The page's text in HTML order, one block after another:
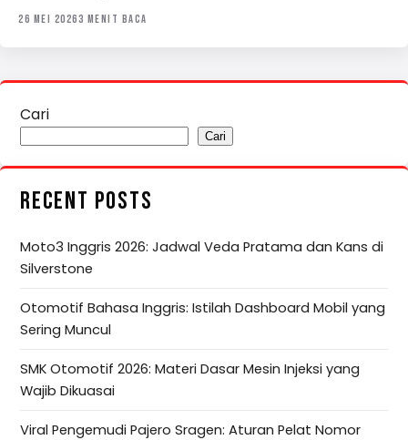
26 MEI 20263 MENIT BACA
Cari
Cari
RECENT POSTS
Moto3 Inggris 2026: Jadwal Veda Pratama dan Kans di
Silverstone
Otomotif Bahasa Inggris: Istilah Dashboard Mobil yang
Sering Muncul
SMK Otomotif 2026: Materi Dasar Mesin Injeksi yang
Wajib Dikuasai
Viral Pengemudi Pajero Sragen: Aturan Pelat Nomor